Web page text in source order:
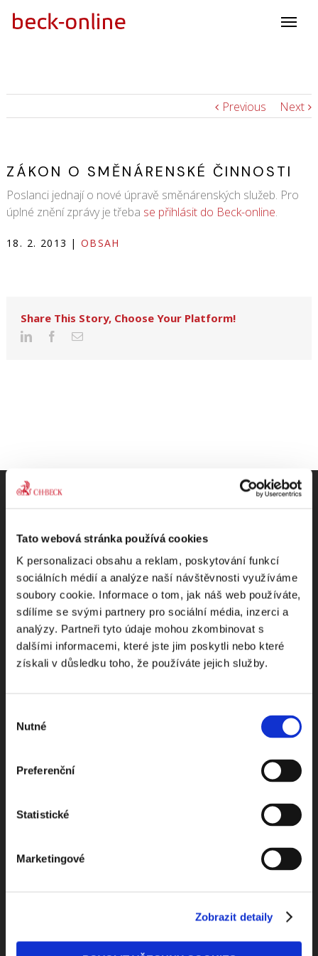
Tato webová stránka používá cookies
K personalizaci obsahu a reklam, poskytování funkcí
sociálních médií a analýze naší návštěvnosti využíváme
soubory cookie. Informace o tom, jak náš web používáte,
sdílíme se svými partnery pro sociální média, inzerci a
analýzy. Partneři tyto údaje mohou zkombinovat s
dalšími informacemi, které jste jim poskytli nebo které
získali v důsledku toho, že používáte jejich služby.
souhlasu
Nutné
Preferenční
Statistické
Marketingové
Zobrazit detaily
Previous Next
ZÁKON O SMĚNÁRENSKÉ ČINNOSTI
Poslanci jednají o nové úpravě směnárenských služeb. Pro
úplné znění zprávy je třeba se přihlásit do Beck-online.
18. 2. 2013 | OBSAH
Share This Story, Choose Your Platform!
Odebírejte Beck-online
NEWS
Dostávejte od nás pravidelný měsíční souhrn
toho nejpopulárnějšího obsahu.
zpracování osobních údajů